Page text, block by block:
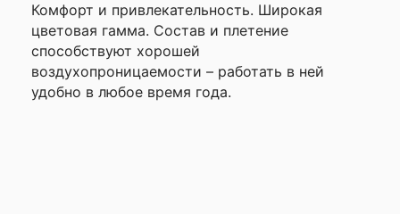
Комфорт и привлекательность. Широкая
цветовая гамма. Состав и плетение
способствуют хорошей
воздухопроницаемости – работать в ней
удобно в любое время года.